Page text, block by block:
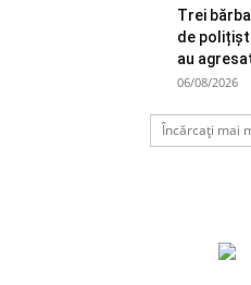
Trei
de
au
06/08/2026
Încărcați mai